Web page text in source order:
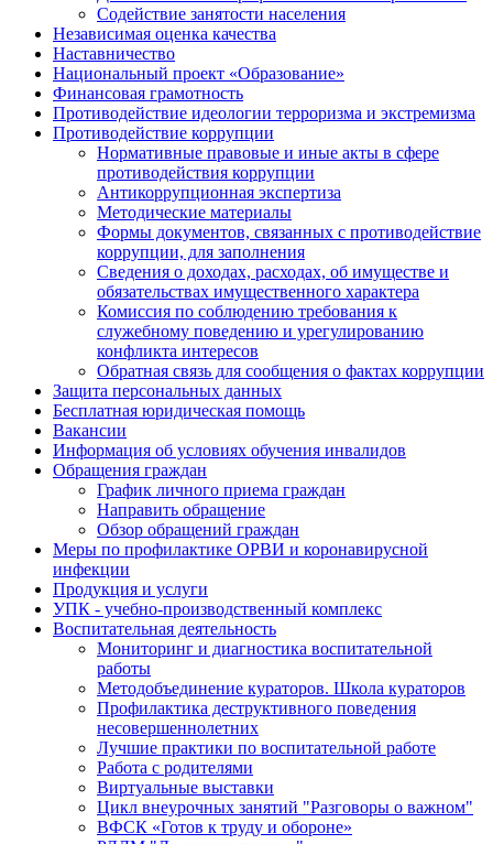
Содействие занятости населения
Независимая оценка качества
Наставничество
Национальный проект «Образование»
Финансовая грамотность
Противодействие идеологии терроризма и экстремизма
Противодействие коррупции
Нормативные правовые и иные акты в сфере
противодействия коррупции
Антикоррупционная экспертиза
Методические материалы
Формы документов, связанных с противодействие
коррупции, для заполнения
Сведения о доходах, расходах, об имуществе и
обязательствах имущественного характера
Комиссия по соблюдению требования к
служебному поведению и урегулированию
конфликта интересов
Обратная связь для сообщения о фактах коррупции
Защита персональных данных
Бесплатная юридическая помощь
Вакансии
Информация об условиях обучения инвалидов
Обращения граждан
График личного приема граждан
Направить обращение
Обзор обращений граждан
Меры по профилактике ОРВИ и коронавирусной
инфекции
Продукция и услуги
УПК - учебно-производственный комплекс
Воспитательная деятельность
Мониторинг и диагностика воспитательной
работы
Методобъединение кураторов. Школа кураторов
Профилактика деструктивного поведения
несовершеннолетних
Лучшие практики по воспитательной работе
Работа с родителями
Виртуальные выставки
Цикл внеурочных занятий "Разговоры о важном"
ВФСК «Готов к труду и обороне»